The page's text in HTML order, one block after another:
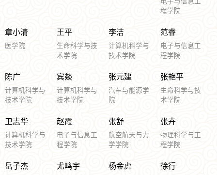
程学院
章小清
医学院
王平
生命科学与技
术学院
李洁
计算机科学与
技术学院
范睿
电子与信息工
程学院
陈广
计算机科学与
技术学院
宾燚
计算机科学与
技术学院
张元建
汽车与能源学
院
张艳平
生命科学与技
术学院
卫志华
计算机科学与
技术学院
赵霞
电子与信息工
程学院
张舒
航空航天与力
学学院
张卉
物理科学与工
程学院
岳子杰 尤鸣宇 杨金虎 徐行